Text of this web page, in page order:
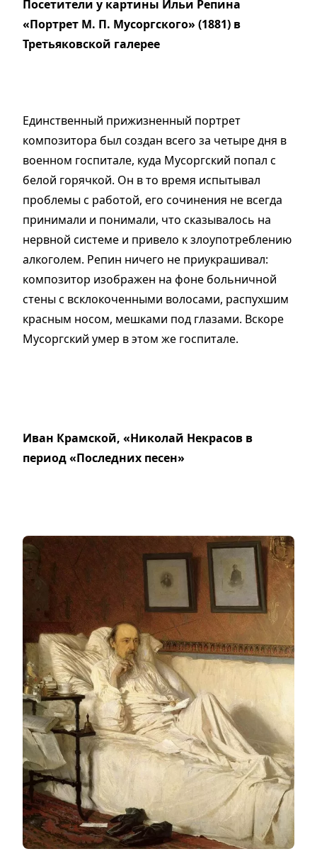
Посетители у картины Ильи Репина
«Портрет М. П. Мусоргского» (1881) в
Третьяковской галерее
Единственный прижизненный портрет
композитора был создан всего за четыре дня в
военном госпитале, куда Мусоргский попал с
белой горячкой. Он в то время испытывал
проблемы с работой, его сочинения не всегда
принимали и понимали, что сказывалось на
нервной системе и привело к злоупотреблению
алкоголем. Репин ничего не приукрашивал:
композитор изображен на фоне больничной
стены с всклокоченными волосами, распухшим
красным носом, мешками под глазами. Вскоре
Мусоргский умер в этом же госпитале.
Иван Крамской, «Николай Некрасов в
период «Последних песен»